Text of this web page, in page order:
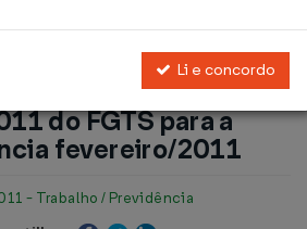
Voltar
para
do FGTS para a
fevereiro/2011
- Trabalho / Previdência
Li e concordo